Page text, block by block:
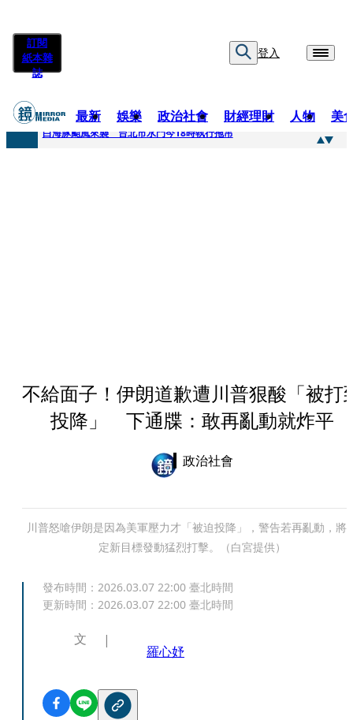
訂閱
紙本雜
誌
登入
最新 娛樂 政治社會 財經理財 人物 美
快訊
白海豚颱風來襲 台北市水門今18時執行拖吊
不給面子！伊朗道歉遭川普狠酸「被打
投降」 下通牒：敢再亂動就炸平
政治社會
川普怒嗆伊朗是因為美軍壓力才「被迫投降」，警告若再亂動，將
定新目標發動猛烈打擊。（白宮提供）
發布時間： 2026.03.07 22:00 臺北時間
更新時間： 2026.03.07 22:00 臺北時間
文
羅心妤